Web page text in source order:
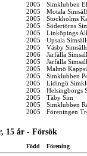
2005
Simklubben
2005
Motala
2005
Stockholms
2005
Södertörns
2005
Linköpings
2005
Upsala
2005
Väsby
2006
Järfälla
2005
Järfälla
2005
Malmö
2005
Simklubben
2005
Lidingö
2005
Helsingborgs
2005
Täby Sim
2005
Simklubben
2005 Föreningen
15 år - Försök
Född Förening